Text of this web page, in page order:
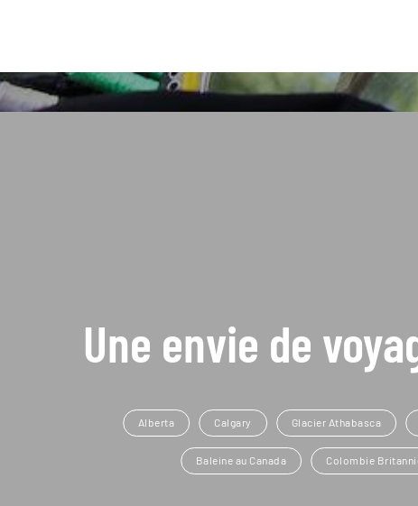
Une envie de
Alberta Calgary Glacier Athabasca
Baleine au Canada Colombie